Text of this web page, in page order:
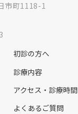
市町1118-1
初診の方へ
診療内容
アクセス・診療時間
よくあるご質問